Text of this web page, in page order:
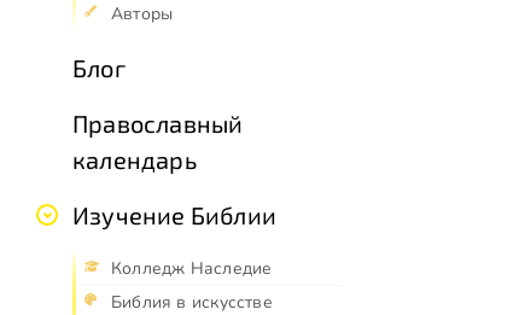
Авторы
Блог
Православный
календарь
Изучение Библии
Колледж Наследие
Библия в искусстве